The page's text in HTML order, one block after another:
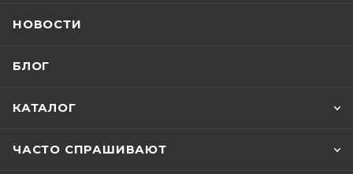
НОВОСТИ
БЛОГ
КАТАЛОГ
ЧАСТО СПРАШИВАЮТ